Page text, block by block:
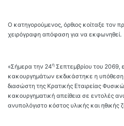
Ο κατηγορούμενος, όρθιος κοίταξε τον
χειρόγραφη απόφαση για να εκφωνηθεί.
«Σήμερα την 24η Σεπτεμβρίου του 2069,
κακουργημάτων εκδικάστηκε η υπόθεση
διασώστη της Κρατικής Εταιρείας
κακουργηματική απείθεια σε εντολές
ανυπολόγιστο κόστος υλικής και ηθικής